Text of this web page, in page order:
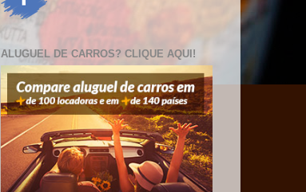
ALUGUEL DE CARROS? CLIQUE AQUI!